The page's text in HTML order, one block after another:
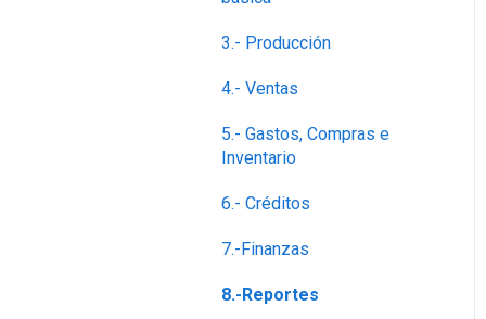
nóminas
Ventas
3.- Producción
4.- Ventas
5.- Gastos, Compras e
Inventario
6.- Créditos
7.-Finanzas
8.-Reportes